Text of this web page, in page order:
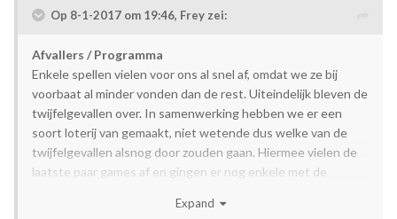
Op 8-1-2017 om 19:46, Frey zei:
Afvallers / Programma
Enkele spellen vielen voor ons al snel af, omdat we ze bij
voorbaat al minder vonden dan de rest. Uiteindelijk bleven de
twijfelgevallen over. In samenwerking hebben we er een
soort loterij van gemaakt, niet wetende dus welke van de
twijfelgevallen alsnog door zouden gaan. Hiermee vielen de
laatste paar games af en gingen er nog enkele met de
soort wijze is ook het programma van de verkiezing
Expand